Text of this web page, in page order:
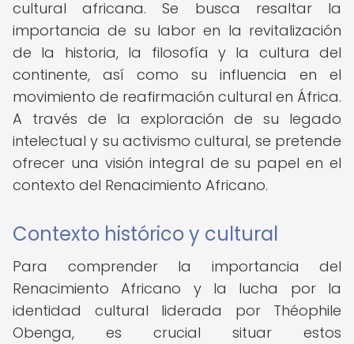
cultural africana. Se busca resaltar la
importancia de su labor en la revitalización
de la historia, la filosofía y la cultura del
continente, así como su influencia en el
movimiento de reafirmación cultural en África.
A través de la exploración de su legado
intelectual y su activismo cultural, se pretende
ofrecer una visión integral de su papel en el
contexto del Renacimiento Africano.
Contexto histórico y cultural
Para comprender la importancia del
Renacimiento Africano y la lucha por la
identidad cultural liderada por Théophile
Obenga, es crucial situar estos